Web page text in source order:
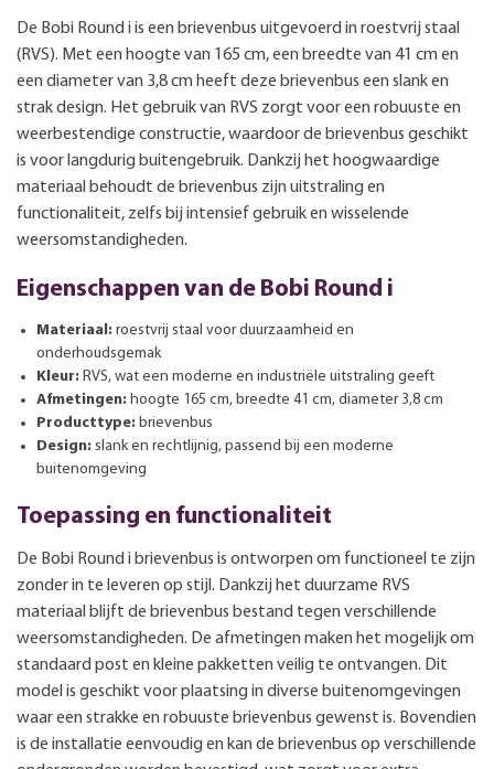
De Bobi Round i is een brievenbus uitgevoerd in roestvrij staal
(RVS). Met een hoogte van 165 cm, een breedte van 41 cm en
een diameter van 3,8 cm heeft deze brievenbus een slank en
strak design. Het gebruik van RVS zorgt voor een robuuste en
weerbestendige constructie, waardoor de brievenbus geschikt
is voor langdurig buitengebruik. Dankzij het hoogwaardige
materiaal behoudt de brievenbus zijn uitstraling en
functionaliteit, zelfs bij intensief gebruik en wisselende
weersomstandigheden.
Eigenschappen van de Bobi Round i
Materiaal: roestvrij staal voor duurzaamheid en
onderhoudsgemak
Kleur: RVS, wat een moderne en industriële uitstraling geeft
Afmetingen: hoogte 165 cm, breedte 41 cm, diameter 3,8 cm
Producttype: brievenbus
Design: slank en rechtlijnig, passend bij een moderne
buitenomgeving
Toepassing en functionaliteit
De Bobi Round i brievenbus is ontworpen om functioneel te zijn
zonder in te leveren op stijl. Dankzij het duurzame RVS
materiaal blijft de brievenbus bestand tegen verschillende
weersomstandigheden. De afmetingen maken het mogelijk om
standaard post en kleine pakketten veilig te ontvangen. Dit
model is geschikt voor plaatsing in diverse buitenomgevingen
waar een strakke en robuuste brievenbus gewenst is. Bovendien
is de installatie eenvoudig en kan de brievenbus op verschillende